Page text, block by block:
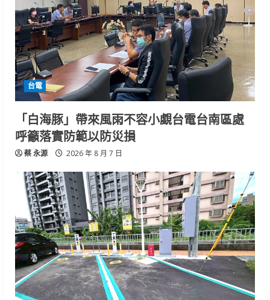
台電
「白海豚」帶來風雨不容小覷台電台南區處
呼籲落實防範以防災損
蔡 永源 2026 年 8 月 7 日